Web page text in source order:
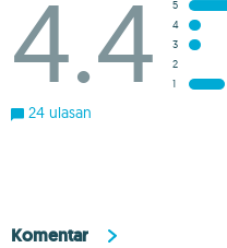
4.4
5
4
3
2
1
24 ulasan
Komentar